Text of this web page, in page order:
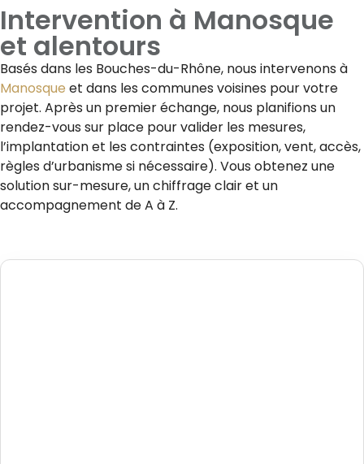
Intervention à Manosque
et alentours
Basés dans les Bouches-du-Rhône, nous intervenons à
Manosque et dans les communes voisines pour votre
projet. Après un premier échange, nous planifions un
rendez-vous sur place pour valider les mesures,
l’implantation et les contraintes (exposition, vent, accès,
règles d’urbanisme si nécessaire). Vous obtenez une
solution sur-mesure, un chiffrage clair et un
accompagnement de A à Z.